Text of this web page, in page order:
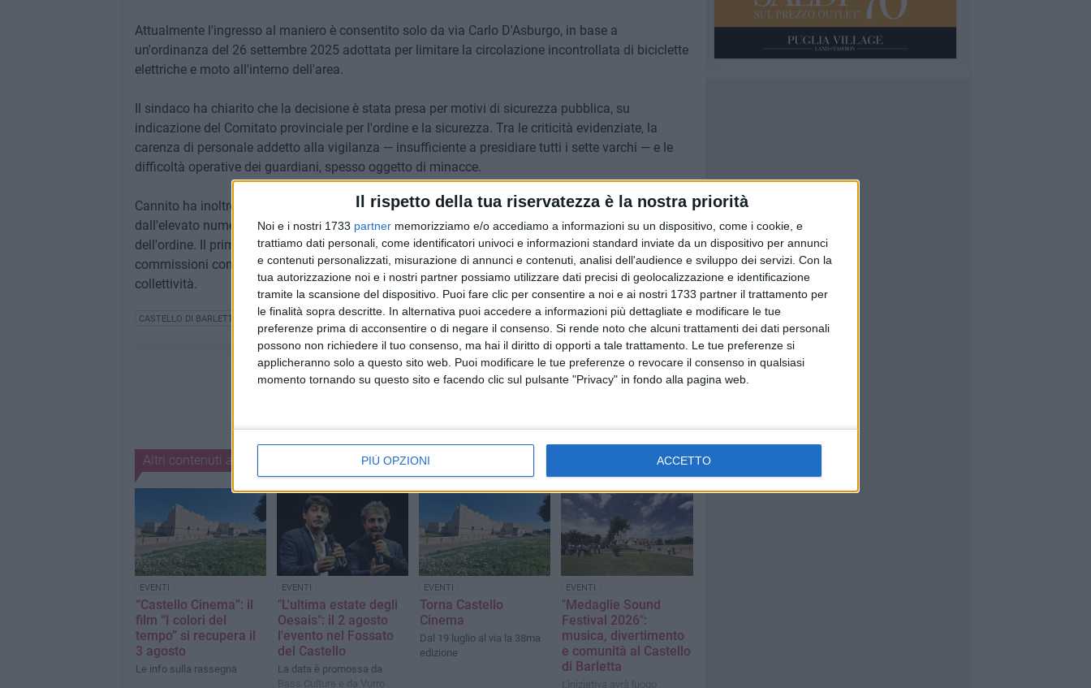
Il rispetto della tua riservatezza è la nostra priorità
Noi e i nostri 1733 partner memorizziamo e/o accediamo a informazioni su un dispositivo, come i cookie, e
trattiamo dati personali, come identificatori univoci e informazioni standard inviate da un dispositivo per annunci
e contenuti personalizzati, misurazione di annunci e contenuti, analisi dell'audience e sviluppo dei servizi. Con la
tua autorizzazione noi e i nostri partner possiamo utilizzare dati precisi di geolocalizzazione e identificazione
tramite la scansione del dispositivo. Puoi fare clic per consentire a noi e ai nostri 1733 partner il trattamento per
le finalità sopra descritte. In alternativa puoi accedere a informazioni più dettagliate e modificare le tue
preferenze prima di acconsentire o di negare il consenso. Si rende noto che alcuni trattamenti dei dati personali
possono non richiedere il tuo consenso, ma hai il diritto di opporti a tale trattamento. Le tue preferenze si
applicheranno solo a questo sito web. Puoi modificare le tue preferenze o revocare il consenso in qualsiasi
momento tornando su questo sito e facendo clic sul pulsante "Privacy" in fondo alla pagina web.
PIÙ OPZIONI ACCETTO
Attualmente l'ingresso al maniero è consentito solo da via Carlo D'Asburgo, in base a
un'ordinanza del 26 settembre 2025 adottata per limitare la circolazione incontrollata di biciclette
elettriche e moto all'interno dell'area.
Il sindaco ha chiarito che la decisione è stata presa per motivi di sicurezza pubblica, su
indicazione del Comitato provinciale per l'ordine e la sicurezza. Tra le criticità evidenziate, la
carenza di personale addetto alla vigilanza — insufficiente a presidiare tutti i sette varchi — e le
difficoltà operative dei guardiani, spesso oggetto di minacce.
Cannito ha inoltre segnalato episodi di spaccio nella zona dei bastioni di San Vincenzo, favoriti
dall'elevato numero di accessi, che rendevano più complessi i controlli da parte delle forze
dell'ordine. Il primo cittadino ha infine aperto alla possibilità di soluzioni condivise, invitando le
commissioni competenti a formulare proposte in accordo con le autorità, nell'interesse della
collettività.
CASTELLO DI BARLETTA
Altri contenuti a tema
EVENTI
“Castello Cinema”: il
film “I colori del
tempo” si recupera il
3 agosto
Le info sulla rassegna
EVENTI
"L'ultima estate degli
Oesais": il 2 agosto
l'evento nel Fossato
del Castello
La data è promossa da
Bass Culture e da Vurro
EVENTI
Torna Castello
Cinema
Dal 19 luglio al via la 38ma
edizione
EVENTI
"Medaglie Sound
Festival 2026":
musica, divertimento
e comunità al Castello
di Barletta
L'iniziativa avrà luogo